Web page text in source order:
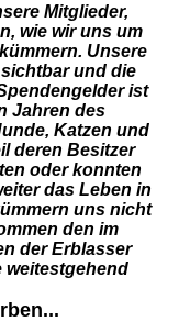
Mitglieder,
wie wir uns um
Unsere
und die
ist
Jahren des
Katzen und
deren Besitzer
oder konnten
das Leben in
uns nicht
den im
der Erblasser
weitestgehend